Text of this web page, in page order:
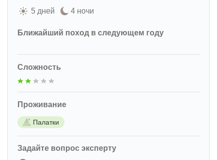
5 дней 4 ночи
Ближайший поход в следующем году
Сложность
Проживание
Палатки
Задайте вопрос эксперту